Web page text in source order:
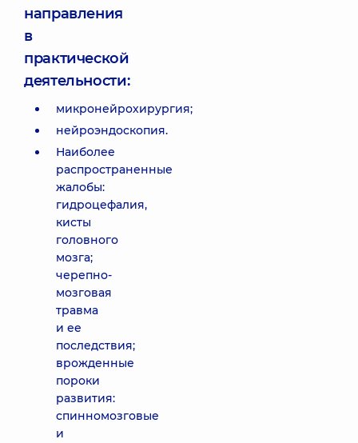
направления
в
практической
деятельности:
микронейрохирургия;
нейроэндоскопия.
Наиболее
распространенные
жалобы:
гидроцефалия,
кисты
головного
мозга;
черепно-
мозговая
травма
и ее
последствия;
врожденные
пороки
развития:
спинномозговые
и